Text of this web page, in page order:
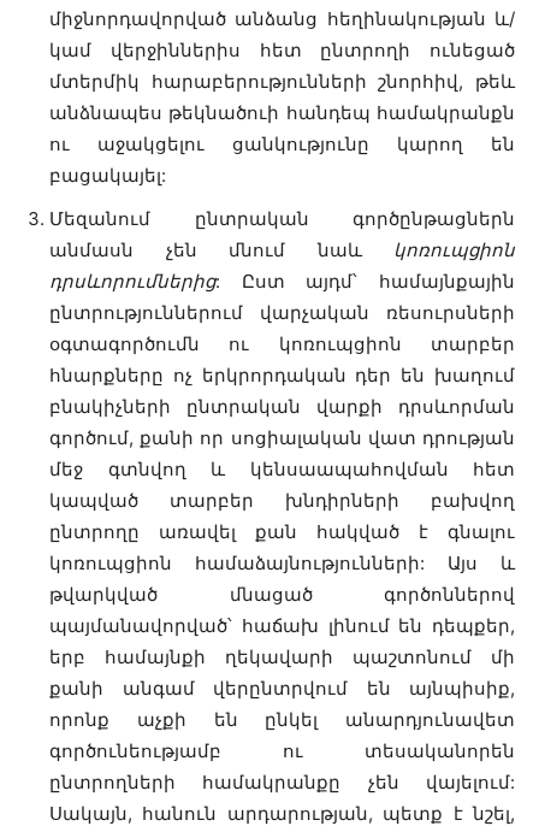
միջնորդավորված անձանց հեղինակության և/
կամ վերջիններիս հետ ընտրողի ունեցած
մտերմիկ հարաբերությունների շնորհիվ, թեև
անձնապես թեկնածուի հանդեպ համակրանքն
ու աջակցելու ցանկությունը կարող են
բացակայել:
Մեզանում ընտրական գործընթացներն
անմասն չեն մնում նաևկոռուպցիոն
դրսևորումներից: Ըստ այդմ՝ համայնքային
ընտրություններում վարչական ռեսուրսների
օգտագործումն ու կոռուպցիոն տարբեր
հնարքները ոչ երկրորդական դեր են խաղում
բնակիչների ընտրական վարքի դրսևորման
գործում, քանի որ սոցիալական վատ դրության
մեջ գտնվող և կենսաապահովման հետ
կապված տարբեր խնդիրների բախվող
ընտրողը առավել քան հակված է գնալու
կոռուպցիոն համաձայնությունների: Այս և
թվարկված մնացած գործոններով
պայմանավորված՝ հաճախ լինում են դեպքեր,
երբ համայնքի ղեկավարի պաշտոնում մի
քանի անգամ վերընտրվում են այնպիսիք,
որոնք աչքի են ընկել անարդյունավետ
գործունեությամբ ու տեսականորեն
ընտրողների համակրանքը չեն վայելում:
Սակայն, հանուն արդարության, պետք է նշել,